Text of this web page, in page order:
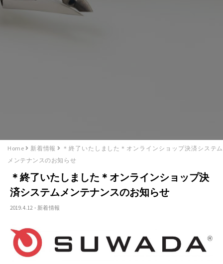
Home 新着情報
＊終了いたしました＊オンラインショップ決済システム
メンテナンスのお知らせ
＊終了いたしました＊オンラインショップ決
済システムメンテナンスのお知らせ
2019.4.12 - 新着情報